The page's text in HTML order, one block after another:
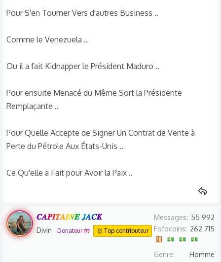
leurs bombes.
Venezuela allié des Russes
Cuba ? Allié des Russes
seul truc qu'il vise, c'est de s'y faire un max de fric,
ainsi que de se faire oublier pour la fameuse affaire
soit lié, du fait que tous ces pays sont comme par
hasard de très bons alliés des Russes
Voir la pièce jointe 42337
Pour S'en Tourner Vers d'autres Business ..
Comme le Venezuela ..
Ou il a fait Kidnapper le Président Maduro ..
Pour ensuite Menacé du Même Sort la Présidente
Remplaçante ..
Pour Quelle Accepte de Signer Un Contrat de Vente à
Perte du Pétrole Aux États-Unis ..
Ce Qu'elle a Fait pour Avoir la Paix ..
𝑪𝑨𝑷𝑰𝑻𝑨𝑰𝑵𝑬 𝑱𝑨𝑪𝑲
Divin Donateur 🤲 🥇 Top contributeur
Messages
55 992
Fofocoins
262 715
Genre Homme